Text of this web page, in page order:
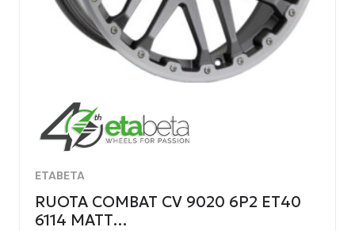
ETABETA
RUOTA COMBAT CV 9020 6P2 ET40
6114 MATT…